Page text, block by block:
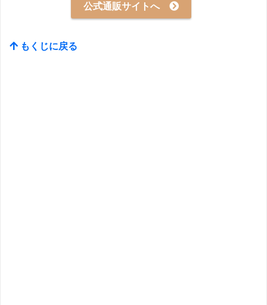
公式通販サイトへ
もくじに戻る